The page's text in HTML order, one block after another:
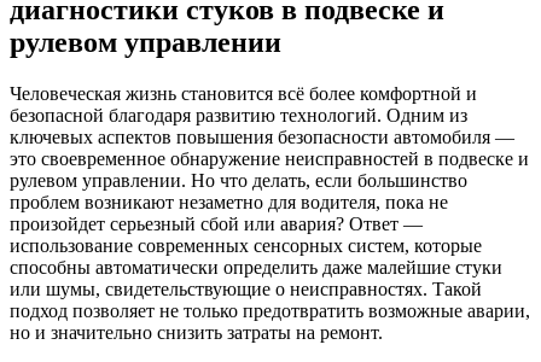
диагностики стуков в подвеске и
рулевом управлении
Человеческая жизнь становится всё более комфортной и
безопасной благодаря развитию технологий. Одним из
ключевых аспектов повышения безопасности автомобиля —
это своевременное обнаружение неисправностей в подвеске и
рулевом управлении. Но что делать, если большинство
проблем возникают незаметно для водителя, пока не
произойдет серьезный сбой или авария? Ответ —
использование современных сенсорных систем, которые
способны автоматически определить даже малейшие стуки
или шумы, свидетельствующие о неисправностях. Такой
подход позволяет не только предотвратить возможные аварии,
но и значительно снизить затраты на ремонт.